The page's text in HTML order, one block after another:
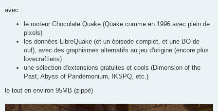
avec :
le moteur Chocolate Quake (Quake comme en 1996 avec plein de
pixels)
les données LibreQuake (et un épisode complet, et une BO de
ouf), avec des graphismes alternatifs au jeu d'origine (encore plus
lovecraftiens)
une sélection d'extensions gratuites et cools (Dimension of the
Past, Abyss of Pandemonium, IKSPQ, etc.)
le tout en environ 95MB (zippé)